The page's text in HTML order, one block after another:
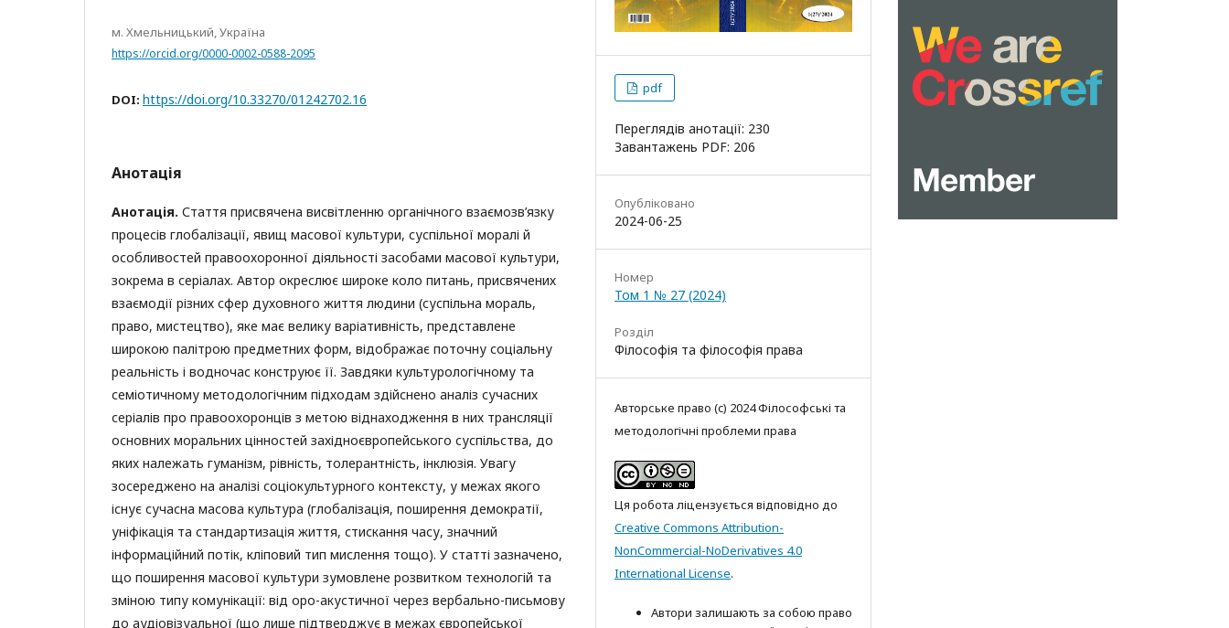
м. Хмельницький, Україна
https://orcid.org/0000-0002-0588-2095
DOI: https://doi.org/10.33270/01242702.16
Анотація
Анотація. Стаття присвячена висвітленню органічного взаємозв’язку
процесів глобалізації, явищ масової культури, суспільної моралі й
особливостей правоохоронної діяльності засобами масової культури,
зокрема в серіалах. Автор окреслює широке коло питань, присвячених
взаємодії різних сфер духовного життя людини (суспільна мораль,
право, мистецтво), яке має велику варіативність, представлене
широкою палітрою предметних форм, відображає поточну соціальну
реальність і водночас конструює її. Завдяки культурологічному та
семіотичному методологічним підходам здійснено аналіз сучасних
серіалів про правоохоронців з метою віднаходження в них трансляції
основних моральних цінностей західноєвропейського суспільства, до
яких належать гуманізм, рівність, толерантність, інклюзія. Увагу
зосереджено на аналізі соціокультурного контексту, у межах якого
існує сучасна масова культура (глобалізація, поширення демократії,
уніфікація та стандартизація життя, стискання часу, значний
інформаційний потік, кліповий тип мислення тощо). У статті зазначено,
що поширення масової культури зумовлене розвитком технологій та
зміною типу комунікації: від оро-акустичної через вербально-письмову
до аудіовізуальної (що лише підтверджує в межах європейської
pdf
Переглядів анотації: 230
Завантажень PDF: 206
Опубліковано
2024-06-25
Номер
Том 1 № 27 (2024)
Розділ
Філософія та філософія права
Авторське право (c) 2024 Філософські та
методологічні проблеми права
Ця робота ліцензується відповідно до
Creative Commons Attribution-
NonCommercial-NoDerivatives 4.0
International License.
Автори залишають за собою право